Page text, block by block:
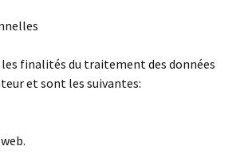
finalités du traitement des données
et sont les suivantes: